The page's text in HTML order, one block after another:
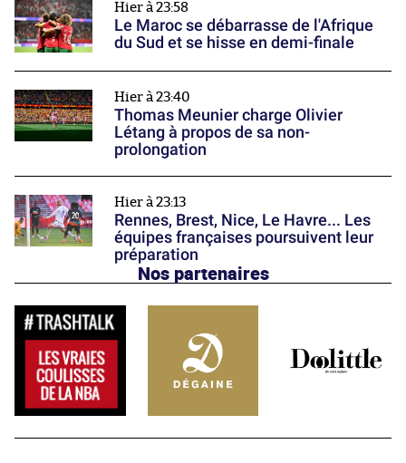
Hier à 23:58
Le Maroc se débarrasse de l'Afrique
du Sud et se hisse en demi-finale
Hier à 23:40
Thomas Meunier charge Olivier
Létang à propos de sa non-
prolongation
Hier à 23:13
Rennes, Brest, Nice, Le Havre... Les
équipes françaises poursuivent leur
préparation
Nos partenaires